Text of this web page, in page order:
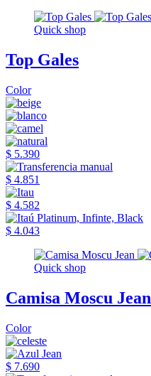
Quick shop
Top Gales
Color
$ 5.390
$ 4.851
$ 4.582
$ 4.043
Quick shop
Camisa Moscu Jean
Color
$ 7.690